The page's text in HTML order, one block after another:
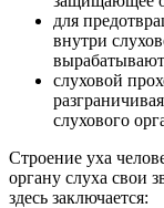
для
внутри
слуховой
слухового
Строение уха
органу слуха свои
здесь заключается: